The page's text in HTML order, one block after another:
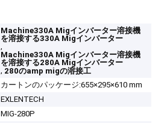
Machine330A Migインバーター溶接機
を溶接する330A Migインバーター
,
Machine330A Migインバーター溶接機
を溶接する280A Migインバーター
, 280のamp migの溶接工
カートンのパッケージ:655×295×610 mm
EXLENTECH
MIG-280P